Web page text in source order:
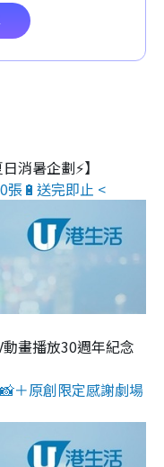
消暑企劃⚡】
張🔋送完即止 <
動畫播放30週年紀念
＋原創限定感謝劇場